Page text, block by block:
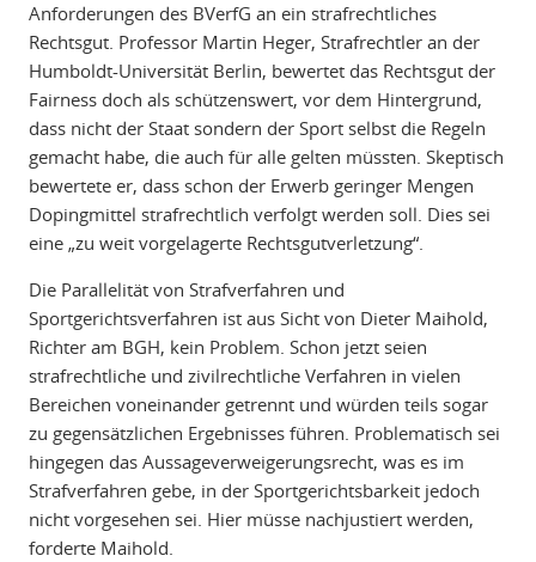
Anforderungen des BVerfG an ein strafrechtliches
Rechtsgut. Professor Martin Heger, Strafrechtler an der
Humboldt-Universität Berlin, bewertet das Rechtsgut der
Fairness doch als schützenswert, vor dem Hintergrund,
dass nicht der Staat sondern der Sport selbst die Regeln
gemacht habe, die auch für alle gelten müssten. Skeptisch
bewertete er, dass schon der Erwerb geringer Mengen
Dopingmittel strafrechtlich verfolgt werden soll. Dies sei
eine „zu weit vorgelagerte Rechtsgutverletzung“.
Die Parallelität von Strafverfahren und
Sportgerichtsverfahren ist aus Sicht von Dieter Maihold,
Richter am BGH, kein Problem. Schon jetzt seien
strafrechtliche und zivilrechtliche Verfahren in vielen
Bereichen voneinander getrennt und würden teils sogar
zu gegensätzlichen Ergebnisses führen. Problematisch sei
hingegen das Aussageverweigerungsrecht, was es im
Strafverfahren gebe, in der Sportgerichtsbarkeit jedoch
nicht vorgesehen sei. Hier müsse nachjustiert werden,
forderte Maihold.